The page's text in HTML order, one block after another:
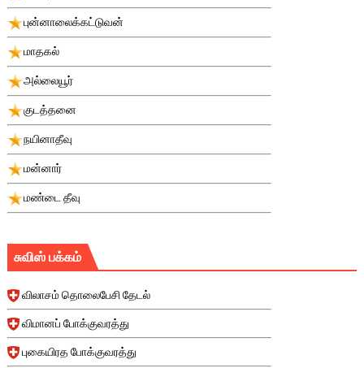
புன்னாலைக்கட்டுவன்
மாதகல்
அல்லையூர்
குடத்தனை
நயினாதீவு
மன்னார்
மண்டை தீவு
சுவிஸ் பக்கம்
விலாசம் தொலைபேசி தேடல்
விமானப் போக்குவரத்து
புகையிரத போக்குவரத்து